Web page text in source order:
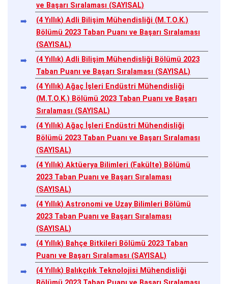
ve Başarı Sıralaması (SAYISAL)
(4 Yıllık) Adli Bilişim Mühendisliği (M.T.O.K.)
Bölümü 2023 Taban Puanı ve Başarı Sıralaması
(SAYISAL)
(4 Yıllık) Adli Bilişim Mühendisliği Bölümü 2023
Taban Puanı ve Başarı Sıralaması (SAYISAL)
(4 Yıllık) Ağaç İşleri Endüstri Mühendisliği
(M.T.O.K.) Bölümü 2023 Taban Puanı ve Başarı
Sıralaması (SAYISAL)
(4 Yıllık) Ağaç İşleri Endüstri Mühendisliği
Bölümü 2023 Taban Puanı ve Başarı Sıralaması
(SAYISAL)
(4 Yıllık) Aktüerya Bilimleri (Fakülte) Bölümü
2023 Taban Puanı ve Başarı Sıralaması
(SAYISAL)
(4 Yıllık) Astronomi ve Uzay Bilimleri Bölümü
2023 Taban Puanı ve Başarı Sıralaması
(SAYISAL)
(4 Yıllık) Bahçe Bitkileri Bölümü 2023 Taban
Puanı ve Başarı Sıralaması (SAYISAL)
(4 Yıllık) Balıkçılık Teknolojisi Mühendisliği